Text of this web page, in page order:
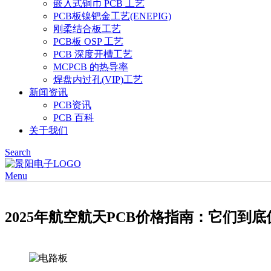
嵌入式铜币 PCB 工艺
PCB板镍钯金工艺(ENEPIG)
刚柔结合板工艺
PCB板 OSP 工艺
PCB 深度开槽工艺
MCPCB 的热导率
焊盘内过孔(VIP)工艺
新闻资讯
PCB资讯
PCB 百科
关于我们
Search
Menu
2025年航空航天PCB价格指南：它们到底